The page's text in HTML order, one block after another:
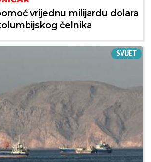
vrijednu milijardu dolara
čelnika
SVIJET